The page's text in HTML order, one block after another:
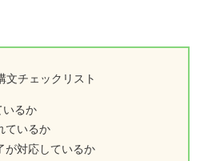
文チェックリスト
いるか
ているか
が対応しているか